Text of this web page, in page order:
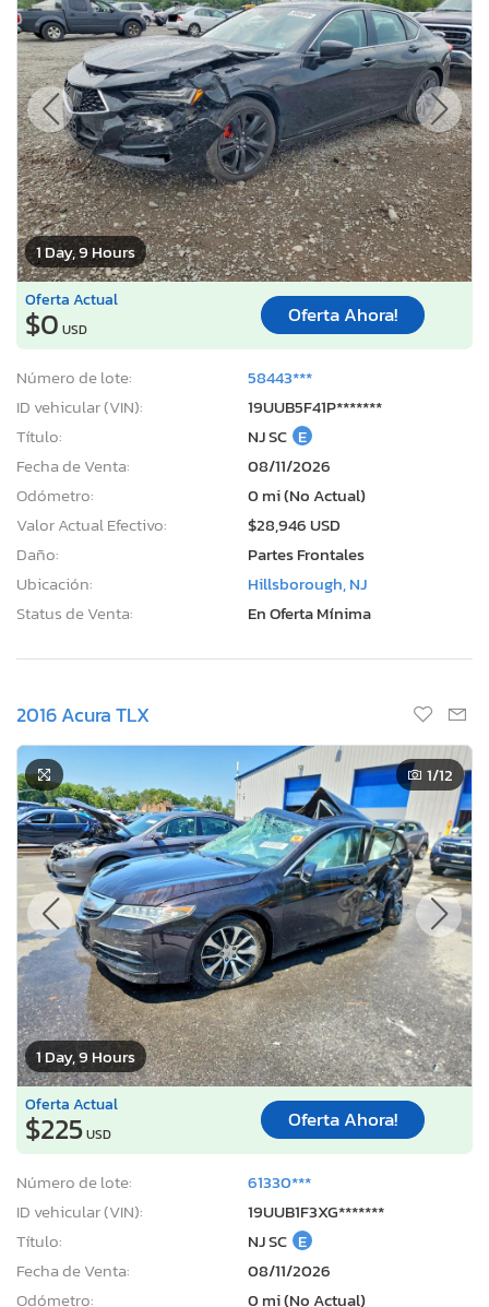
1 Day, 9 Hours
Oferta Actual
$0 USD
Oferta Ahora!
Número de lote:
58443***
ID vehicular (VIN):
19UUB5F41P*******
Título:
NJ SC E
Fecha de Venta:
08/11/2026
Odómetro:
0 mi (No Actual)
Valor Actual Efectivo:
$28,946 USD
Daño:
Partes Frontales
Ubicación:
Hillsborough, NJ
Status de Venta:
En Oferta Mínima
2016 Acura TLX
1 Day, 9 Hours
1/12
Oferta Actual
$225USD
Oferta Ahora!
Número de lote:
61330***
ID vehicular (VIN):
19UUB1F3XG*******
Título:
NJ SC E
Fecha de Venta:
08/11/2026
Odómetro:
0 mi (No Actual)